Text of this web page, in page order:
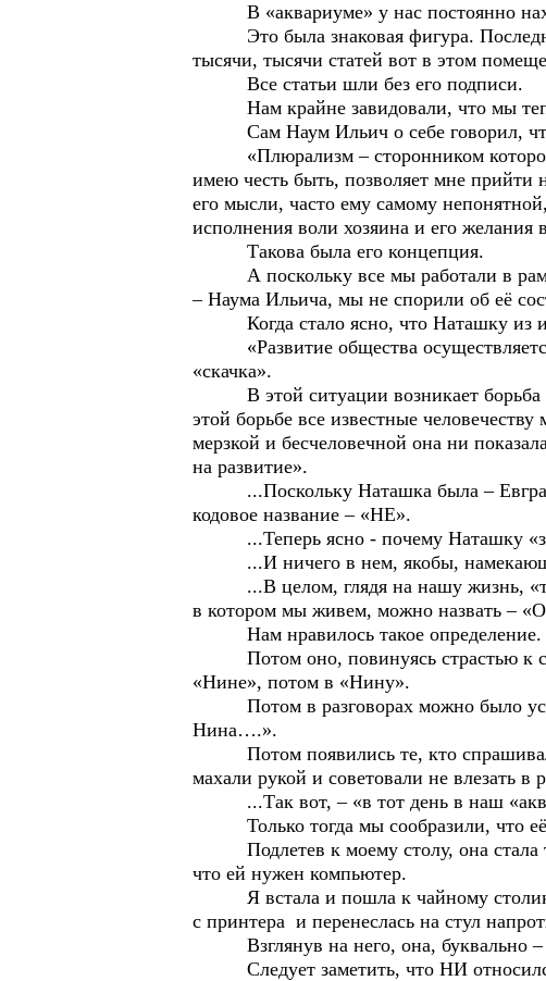
В «аквариуме» у нас постоянно
Это была знаковая фигура.
тысячи, тысячи статей вот в этом
Все статьи шли без его подписи.
Нам крайне завидовали, что мы
Сам Наум Ильич о себе говорил, что
«Плюрализм – сторонником которого
имею честь быть, позволяет мне
его мысли, часто ему самому
исполнения воли хозяина и его
Такова была его концепция.
А поскольку все мы работали в
– Наума Ильича, мы не спорили об её
Когда стало ясно, что Наташку из
«Развитие общества
«скачка».
В этой ситуации возникает борьба
этой борьбе все известные
мерзкой и бесчеловечной она ни
на развитие».
...Поскольку Наташка была –
кодовое название – «НЕ».
...Теперь ясно - почему Наташку «за
...И ничего в нем, якобы,
...В целом, глядя на нашу жизнь,
в котором мы живем, можно назвать –
Нам нравилось такое определение.
Потом оно, повинуясь страстью к
«Нине», потом в «Нину».
Потом в разговорах можно было
Нина….».
Потом появились те, кто спрашивал
махали рукой и советовали не влезать в
...Так вот, – «в тот день в наш
Только тогда мы сообразили, что её
Подлетев к моему столу, она стала
что ей нужен компьютер.
Я встала и пошла к чайному столику,
с принтера и перенеслась на стул
Взглянув на него, она, буквально –
Следует заметить, что НИ относился